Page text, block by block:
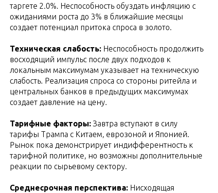
таргете 2.0%. Неспособность обуздать инфляцию с
ожиданиями роста до 3% в ближайшие месяцы
создает потенциал притока спроса в золото.
Техническая слабость: Неспособность продолжить
восходящий импульс после двух подходов к
локальным максимумам указывает на техническую
слабость. Реализация спроса со стороны ритейла и
центральных банков в предыдущих максимумах
создает давление на цену.
Тарифные факторы: Завтра вступают в силу
тарифы Трампа с Китаем, еврозоной и Японией.
Рынок пока демонстрирует индифферентность к
тарифной политике, но возможны дополнительные
реакции по сырьевому сектору.
Среднесрочная перспектива: Нисходящая